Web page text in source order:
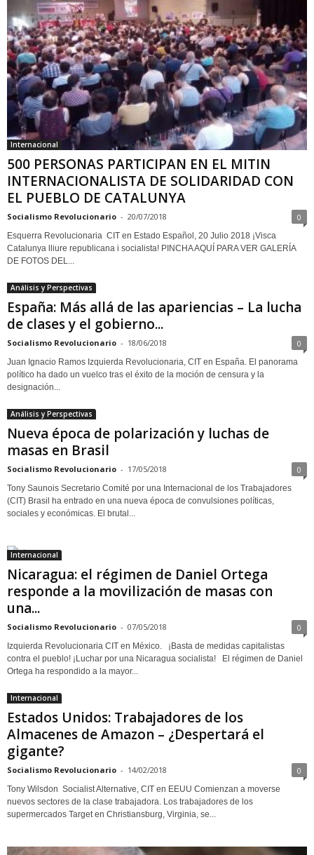
Internacional
500 PERSONAS PARTICIPAN EN EL MITIN
INTERNACIONALISTA DE SOLIDARIDAD CON
EL PUEBLO DE CATALUNYA
Socialismo Revolucionario - 20/07/2018 0
Esquerra Revolucionaria CIT en Estado Español, 20 Julio 2018 ¡Visca
Catalunya lliure republicana i socialista! PINCHA AQUÍ PARA VER GALERÍA
DE FOTOS DEL...
Análisis y Perspectivas
España: Más allá de las apariencias – La lucha
de clases y el gobierno...
Socialismo Revolucionario - 18/06/2018 0
Juan Ignacio Ramos Izquierda Revolucionaria, CIT en España. El panorama
político ha dado un vuelco tras el éxito de la moción de censura y la
designación...
Análisis y Perspectivas
Nueva época de polarización y luchas de
masas en Brasil
Socialismo Revolucionario - 17/05/2018 0
Tony Saunois Secretario Comité por una Internacional de los Trabajadores
(CIT) Brasil ha entrado en una nueva época de convulsiones políticas,
sociales y económicas. El brutal...
Internacional
Nicaragua: el régimen de Daniel Ortega
responde a la movilización de masas con
una...
Socialismo Revolucionario - 07/05/2018 0
Izquierda Revolucionaria CIT en México. ¡Basta de medidas capitalistas
contra el pueblo! ¡Luchar por una Nicaragua socialista! El régimen de Daniel
Ortega ha respondido a la mayor...
Internacional
Estados Unidos: Trabajadores de los
Almacenes de Amazon – ¿Despertará el
gigante?
Socialismo Revolucionario - 14/02/2018 0
Tony Wilsdon Socialist Alternative, CIT en EEUU Comienzan a moverse
nuevos sectores de la clase trabajadora. Los trabajadores de los
supermercados Target en Christiansburg, Virginia, se...